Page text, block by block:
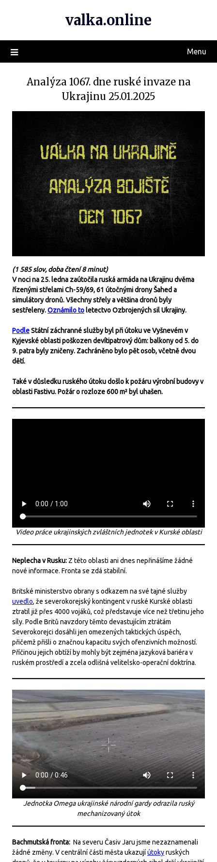
valka.online
Menu
Analýza 1067. dne ruské invaze na
Ukrajinu 25.01.2025
(1 585 slov, doba čtení 8 minut)
V noci na 25. ledna zaútočila ruská armáda na Ukrajinu dvěma
řízenými střelami Ch-59/69, 61 útočnými drony Šahed a
simulátory dronů. Všechny střely a většina dronů byly
sestřeleny.Oznámilo toletectvo Ozbrojených sil Ukrajiny.
PodleStátní záchranné služby byl při útoku ve Vyšnevém v
Kyjevské oblasti poškozen devítipatrový dům: balkony od 5. do
9. patra byly zničeny. Zachráněno bylo pět osob, včetně dvou
dětí.
Také v důsledku ruského útoku došlo k požáru výrobní budovy v
oblasti Fastivu. Požár o rozloze 600 m² byl uhašen.
Video práce ukrajinských zvláštních jednotek v Kurské oblasti
Neplecha v Rusku: Z této oblasti ani dnes nepřinášíme žádné
nové informace. Fronta se zdá stabilní.
Britské ministerstvo obrany s odkazem na své tajné služby
uvedlo, že severokorejský kontingent v ruské Kurské oblasti
ztratil již přes 4000 vojáků, což představuje více než třetinu jeho
síly. Podle Britů navzdory těmto devastujícím ztrátám
Severokorejci dosáhli jen omezených taktických úspěch,
přičemž přišli o značnou kapacitu svých ofenzivních možností.
Příčinou jejich obtíží by mohly být zejména jazyková bariéra v
ruském prostředí a zcela odlišná velitelsko-operační doktrína.
Jednotka Omega ukrajinské národní gardy odrazila ruský
mechanizovaný útok
Bachmutská fronta: Na severu Časiv Jaru jsme nezaznamenali
žádné změny. V centrální části města ukazujíútokyruských